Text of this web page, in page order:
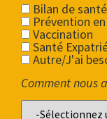
Bilan de santé
Prévention
Vaccination
Santé
Autre/J'ai
Comment nous